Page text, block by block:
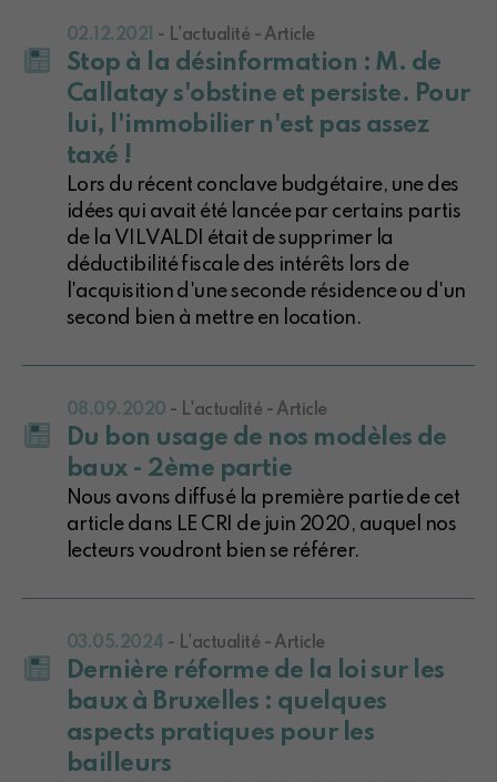
02.12.2021 - L'actualité - Article
Stop à la désinformation : M. de
Callatay s'obstine et persiste. Pour
lui, l'immobilier n'est pas assez
taxé !
Lors du récent conclave budgétaire, une des
idées qui avait été lancée par certains partis
de la VILVALDI était de supprimer la
déductibilité fiscale des intérêts lors de
l'acquisition d'une seconde résidence ou d'un
second bien à mettre en location.
08.09.2020 - L'actualité - Article
Du bon usage de nos modèles de
baux - 2ème partie
Nous avons diffusé la première partie de cet
article dans LE CRI de juin 2020, auquel nos
lecteurs voudront bien se référer.
03.05.2024 - L'actualité - Article
Dernière réforme de la loi sur les
baux à Bruxelles : quelques
aspects pratiques pour les
bailleurs